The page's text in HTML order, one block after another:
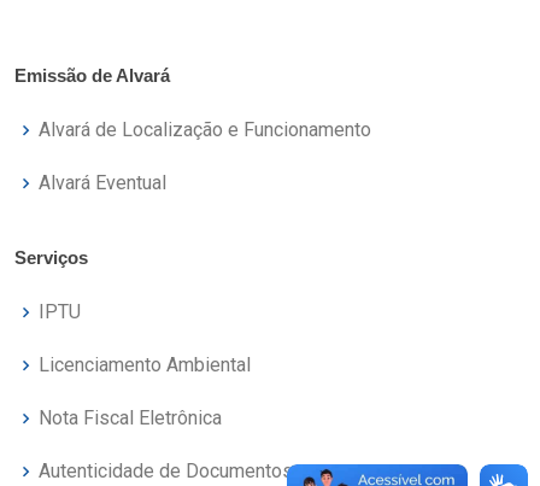
Emissão de Alvará
Alvará de Localização e Funcionamento
Alvará Eventual
Serviços
IPTU
Licenciamento Ambiental
Nota Fiscal Eletrônica
Autenticidade de Documentos